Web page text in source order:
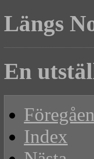
Längs
En
Index